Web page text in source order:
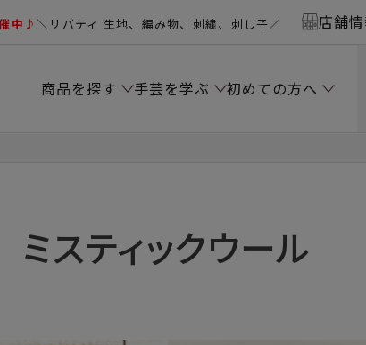
中♪＼リバティ 生地、編み物、刺繍、刺し子／ 店舗
商品を探す 手芸を学ぶ 初めての方へ
ミスティックウール